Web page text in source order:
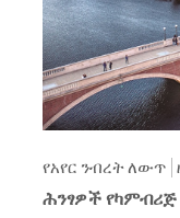
የአየር ንብረት ለውጥ
ሕንፃዎች የካምብሪጅ